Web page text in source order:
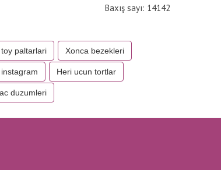
Baxış sayı: 14142
paltarlari Xonca bezekleri
Heri ucun tortlar
duzumleri